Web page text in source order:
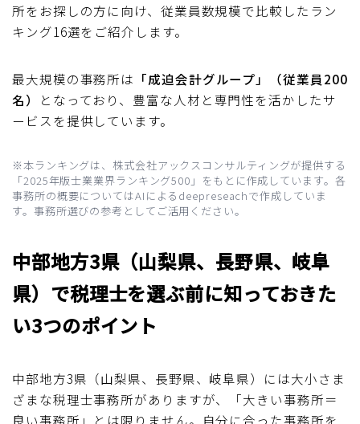
所をお探しの方に向け、従業員数規模で比較したラン
キング16選をご紹介します。
最大規模の事務所は 「成迫会計グループ」（従業員200
名）
となっており、豊富な人材と専門性を活かしたサ
ービスを提供しています。
※本ランキングは、株式会社アックスコンサルティングが提供する
「2025年版士業業界ランキング500」をもとに作成しています。各
事務所の概要についてはAIによるdeepreseachで作成していま
す。事務所選びの参考としてご活用ください。
中部地方3県（山梨県、長野県、岐阜
県）で税理士を選ぶ前に知っておきた
い3つのポイント
中部地方3県（山梨県、長野県、岐阜県）には大小さま
ざまな税理士事務所がありますが、「大きい事務所＝
良い事務所」とは限りません。自分に合った事務所を